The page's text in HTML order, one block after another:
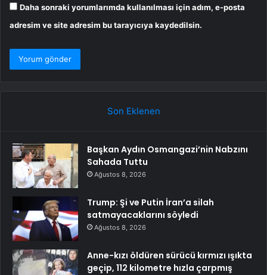
Daha sonraki yorumlarımda kullanılması için adım, e-posta
adresim ve site adresim bu tarayıcıya kaydedilsin.
Son Eklenen
Başkan Aydın Osmangazi’nin Nabzını
Sahada Tuttu
Ağustos 8, 2026
Trump: Şi ve Putin İran’a silah
satmayacaklarını söyledi
Ağustos 8, 2026
Anne-kızı öldüren sürücü kırmızı ışıkta
geçip, 112 kilometre hızla çarpmış